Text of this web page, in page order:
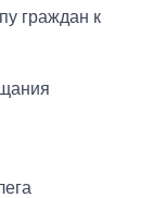
граждан к